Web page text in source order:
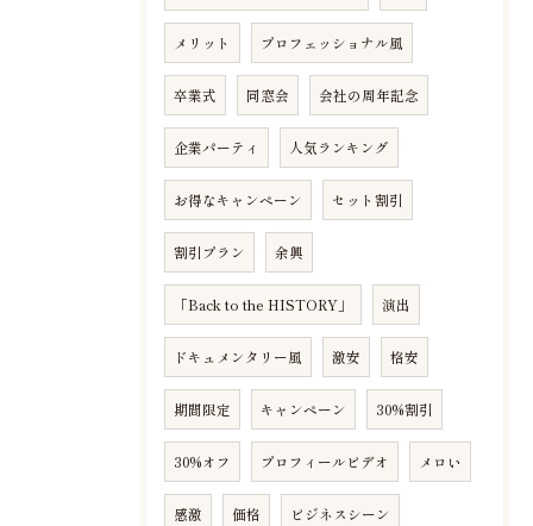
メリット プロフェッショナル風
卒業式 同窓会 会社の周年記念
企業パーティ 人気ランキング
お得なキャンペーン セット割引
割引プラン 余興
「Back to the HISTORY」 演出
ドキュメンタリー風 激安 格安
期間限定 キャンペーン 30%割引
30%オフ プロフィールビデオ メロい
感激 価格 ビジネスシーン